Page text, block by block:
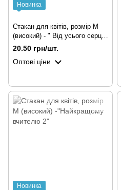
Новинка
Стакан для квітів, розмір М
(високий) - " Від усього серця,
вихователю "
20.50 грн/шт.
Оптові ціни
Новинка